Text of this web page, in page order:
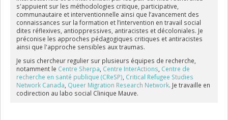
s'appuient sur les méthodologies critique, participative,
communautaire et interventionnelle ainsi que l’avancement des
connaissances sur la formation et l’intervention en travail social
dites réflexives, antioppressives, antiracistes et décoloniales. Je
préconise les approches pédagogiques critiques et antiracistes
ainsi que l'approche sensibles aux traumas.
Je suis chercheur regulier sur plusieurs équipes de recherche,
notamment le Centre Sherpa Centre InterActions Centre de
recherche en santé publique (CReSP) Critical Refugee Studies
Network Canada Queer Migration Research Network. Je travaille en
codirection au labo social Clinique Mauve.